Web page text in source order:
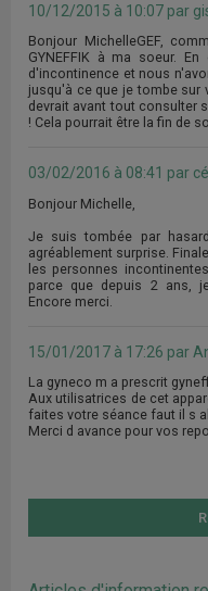
10/12/2015 à 10:07 par
Bonjour MichelleGEF,
GYNEFFIK à ma soeur.
d'incontinence et nous
jusqu'à ce que je tombe sur
devrait avant tout consulter
! Cela pourrait être la fin de
03/02/2016 à 08:41 par
Bonjour Michelle,
Je suis tombée par
agréablement surprise.
les personnes
parce que depuis 2 ans,
Encore merci.
15/01/2017 à 17:26 par
La gyneco m a prescrit
Aux utilisatrices de cet
faites votre séance faut il s
Merci d avance pour vos